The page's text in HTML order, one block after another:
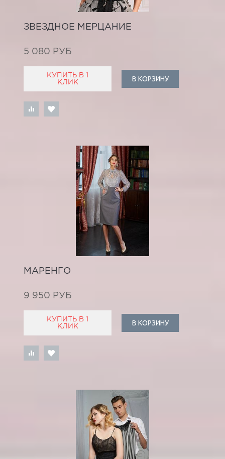
ЗВЕЗДНОЕ МЕРЦАНИЕ
5 080 РУБ
КУПИТЬ В 1
КЛИК
В КОРЗИНУ
МАРЕНГО
9 950 РУБ
КУПИТЬ В 1
КЛИК
В КОРЗИНУ